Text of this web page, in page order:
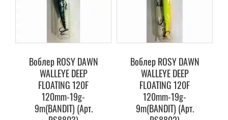
Воблер ROSY DAWN
WALLEYE DEEP
FLOATING 120F
120mm-19g-
9m(BANDIT) (Арт.
Воблер ROSY DAWN
WALLEYE DEEP
FLOATING 120F
120mm-19g-
9m(BANDIT) (Арт.